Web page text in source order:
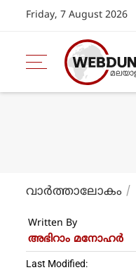
Friday, 7 August 2026
വാര്‍ത്താലോകം
Written By
അഭിറാം മനോഹർ
Last Modified: